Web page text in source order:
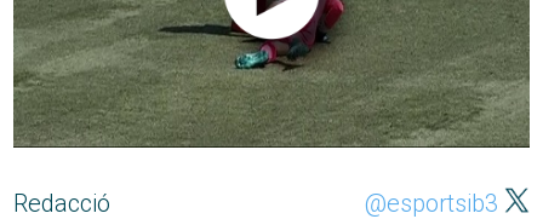
Redacció @esportsib3